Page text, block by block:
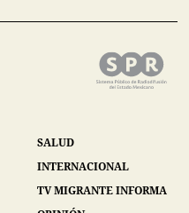
SALUD
INTERNACIONAL
TV MIGRANTE INFORMA